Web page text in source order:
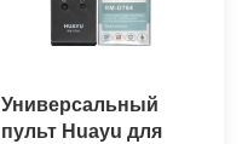
Универсальный
пульт Huayu для